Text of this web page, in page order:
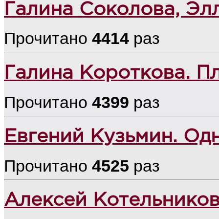
Галина Соколова,
Прочитано 4414 раз
Галина Короткова.
Прочитано 4399 раз
Евгений Кузьмин.
Прочитано 4525 раз
Алексей